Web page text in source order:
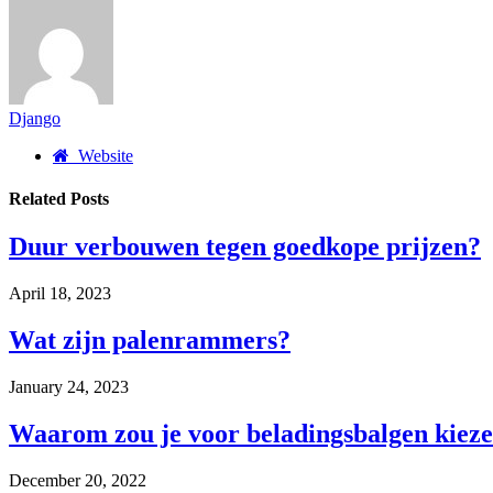
Django
Website
Related Posts
Duur verbouwen tegen goedkope prijzen?
April 18, 2023
Wat zijn palenrammers?
January 24, 2023
Waarom zou je voor beladingsbalgen
December 20, 2022